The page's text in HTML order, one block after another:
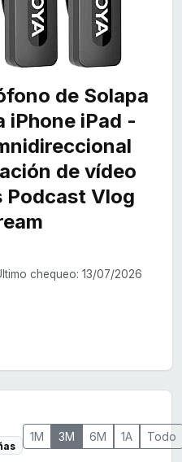
de Solapa
iPhone iPad -
de vídeo
Podcast Vlog
chequeo: 13/07/2026
1M 3M 6M 1A Todo